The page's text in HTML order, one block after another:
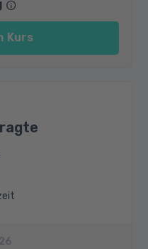
Kurs